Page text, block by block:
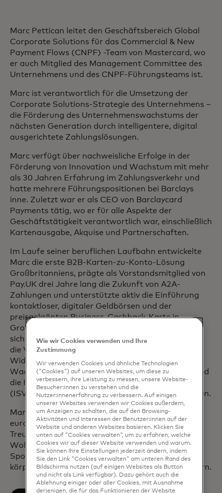
Marc Pettican leitet den Geschäftsbereich Global
Corporate Solutions für das Commercial & New
Payment Flows (CNPF) -Team von Mastercard, wo
er auch Mitglied des Management Committee des
Unternehmens und des CNPF-Führungsteams ist.
Marc ist verantwortlich für die Umsetzung der
Corporate Solutions-Strategie des Unternehmens –
die Förderung des Unternehmenswachstums der
nächsten Generation durch intelligentere, digital
ausgerichtete Zahlungslösungen.
Marc verfügt über nachweisliche Erfolge in der
Förderung von Innovation und Wachstum mit mehr
als 30 Jahren Erfahrung im Zahlungsverkehr und
hatte mehrere Führungspositionen bei Barclays
inne. Zuletzt war er als CEO von Barclaycard
Payments tätig, wo er für alle Aspekte der
Geschäftstätigkeit verantwortlich war, einschließlich
Kartenausgabe, Akquise und Partnerschaften.
Im Laufe seiner beruflichen Laufbahn entwickelte
Marc die erste B2B-Karten-zu-Konto-Lösung
Großbritanniens, prägte als Vorstandsmitglied von
Pay.UK drei Jahre lang die Zukunft von A2A-
Zahlungen und unterstützte aktiv die Einführung
kontaktloser, digitaler Geldbörsen und der
preisgekrönten Business-Cashback-Karte in
Großbritannien. Als Führungskraft konzentrierte
sich Marc auf die Modernisierung der Technologie,
die Verbesserung der betrieblichen
Widerstandsfähigkeit, die Förderung des
Wachstums durch wichtige Branchenvertikalen und
die Integration unabhängiger Softwareanbieter
(ISV) sowie den Aufbau wertvoller Partnerschaften.
Marc war sechs Jahre lang Mitglied des
europäischen Beirats von CPI und ist weiterhin als
Treuhänder für die lokale
Wohltätigkeitsorganisation Northamptonshire
Sport tätig, die die Kraft des Sports und der
körperlichen Aktivität nutzt, um Leben zu verändern.
Wie wir Cookies verwenden und Ihre
Zustimmung
Wir verwenden Cookies und ähnliche Technologien
("Cookies") auf unseren Websites, um diese zu
verbessern, ihre Leistung zu messen, unsere Website-
Besucher:innen zu verstehen und die
Nutzer:innenerfahrung zu verbessern. Auf einigen
unserer Websites verwenden wir Cookies außerdem,
um Anzeigen zu schalten, die auf den Browsing-
Aktivitäten und Interessen der Benutzer:innen auf der
Website und anderen Websites basieren. Klicken Sie
unten auf "Cookies verwalten", um zu erfahren, welche
Cookies wir auf dieser Website verwenden und warum.
Sie können Ihre Einstellungen jederzeit ändern, indem
Sie den Link "Cookies verwalten" am unteren Rand des
Bildschirms nutzen (auf einigen Websites als Button
und nicht als Link verfügbar). Dazu gehört auch die
Ablehnung einiger oder aller Cookies, mit Ausnahme
derjenigen, die für das Funktionieren der Website